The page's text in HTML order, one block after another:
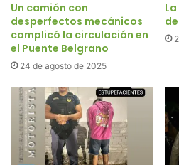
Un camión con
desperfectos mecánicos
complicó la circulación en
el Puente Belgrano
24 de agosto de 2025